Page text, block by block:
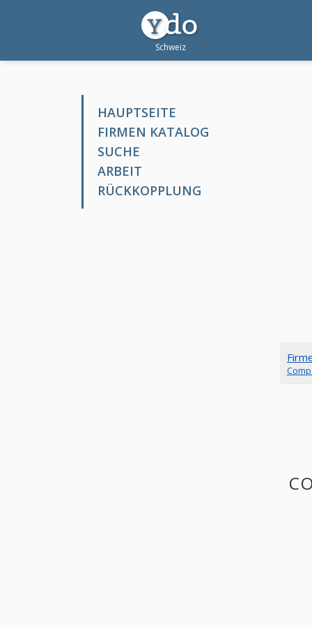
HAUPTSEITE
FIRMEN KATALOG
SUCHE
ARBEIT
RÜCKKOPPLUNG